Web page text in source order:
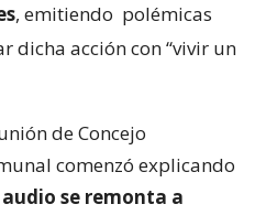
, emitiendo polémicas
dicha acción con “vivir un
de Concejo
comenzó explicando
se remonta a